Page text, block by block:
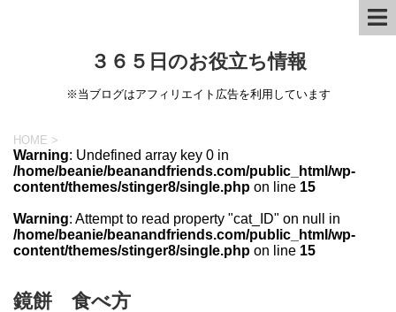
３６５日のお役立ち情報
※当ブログはアフィリエイト広告を利用しています
HOME >
Warning: Undefined array key 0 in
/home/beanie/beanandfriends.com/public_html/wp-
content/themes/stinger8/single.php on line 15
Warning: Attempt to read property "cat_ID" on null in
/home/beanie/beanandfriends.com/public_html/wp-
content/themes/stinger8/single.php on line 15
鏡餅 食べ方